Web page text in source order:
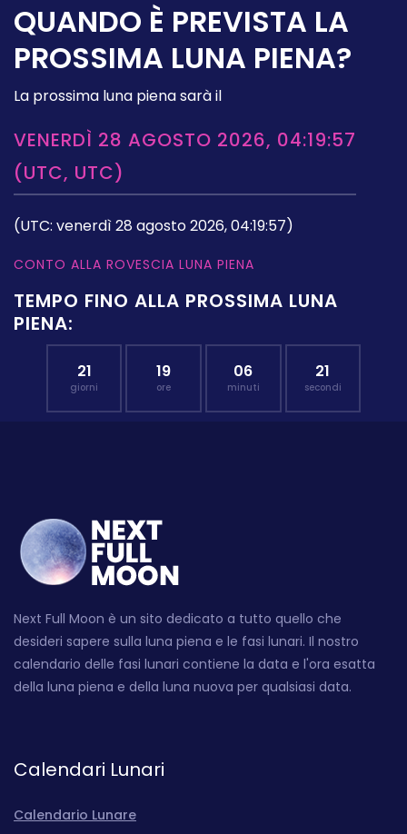
QUANDO È PREVISTA LA
PROSSIMA LUNA PIENA?
La prossima luna piena sarà il
VENERDÌ 28 AGOSTO 2026, 04:19:57
(UTC, UTC)
(UTC: venerdì 28 agosto 2026, 04:19:57)
CONTO ALLA ROVESCIA LUNA PIENA
TEMPO FINO ALLA PROSSIMA LUNA
PIENA:
21
giorni
19
ore
06
minuti
20
secondi
Next Full Moon è un sito dedicato a tutto quello che
desideri sapere sulla luna piena e le fasi lunari. Il nostro
calendario delle fasi lunari contiene la data e l'ora esatta
della luna piena e della luna nuova per qualsiasi data.
Calendari Lunari
Calendario Lunare